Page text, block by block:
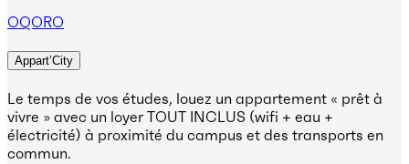
OQORO
Appart’City
Le temps de vos études, louez un appartement « prêt à
vivre » avec un loyer TOUT INCLUS (wifi + eau +
électricité) à proximité du campus et des transports en
commun.